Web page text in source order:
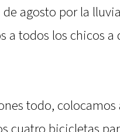
agosto por la
todos los chicos a
todo, colocamos